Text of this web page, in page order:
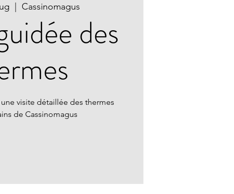
  |
Cassinomagus
des
visite détaillée des thermes
de Cassinomagus